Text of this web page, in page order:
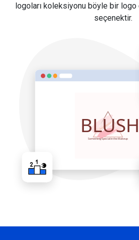
logoları koleksiyonu böyle bir
seçenektir.